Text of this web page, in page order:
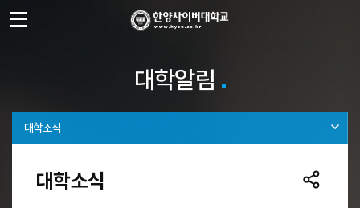
사이트정보 바로가기
대학알림
대학소식
대학소식